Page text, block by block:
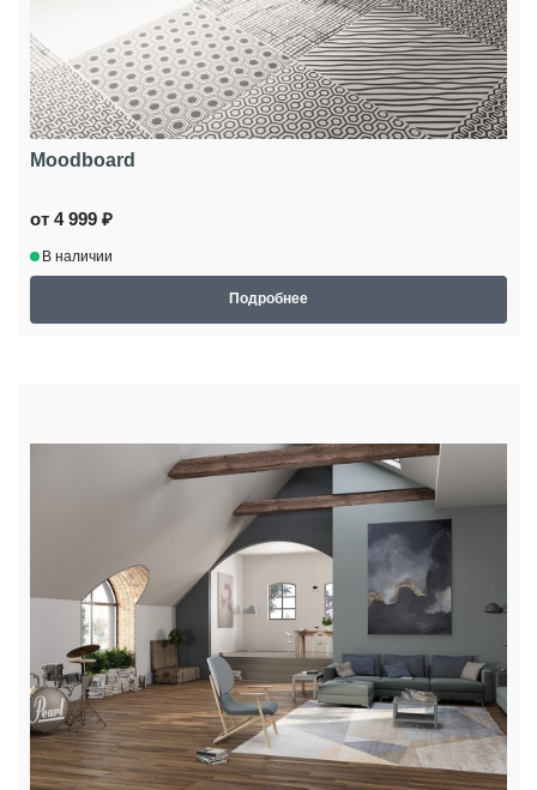
Moodboard
от 4 999 ₽
В наличии
Подробнее